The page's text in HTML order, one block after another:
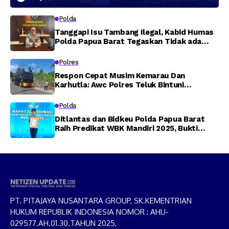
Polda
Tanggapi Isu Tambang Ilegal, Kabid Humas
Polda Papua Barat Tegaskan Tidak ada
Polres
Respon Cepat Musim Kemarau Dan
Karhutla: Awc Polres Teluk Bintuni
Tuasai
Polda
Ditlantas dan Bidkeu Polda Papua Barat
Raih Predikat WBK Mandiri 2025, Bukti
PT. PITAJAYA NUSANTARA GROUP, SK.KEMENTRIAN
HUKUM REPUBLIK INDONESIA NOMOR : AHU-
029577.AH.01.30.TAHUN 2025,